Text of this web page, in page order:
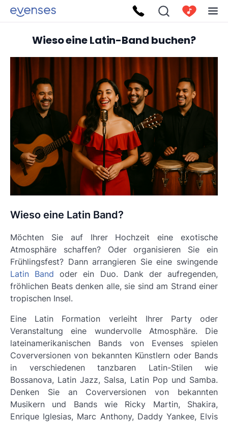
Wieso eine Latin-Band buchen?
Wieso eine Latin Band?
Möchten Sie auf Ihrer Hochzeit eine exotische
Atmosphäre schaffen? Oder organisieren Sie ein
Frühlingsfest? Dann arrangieren Sie eine swingende
Latin Band oder ein Duo. Dank der aufregenden,
fröhlichen Beats denken alle, sie sind am Strand einer
tropischen Insel.
Eine Latin Formation verleiht Ihrer Party oder
Veranstaltung eine wundervolle Atmosphäre. Die
lateinamerikanischen Bands von Evenses spielen
Coverversionen von bekannten Künstlern oder Bands
in verschiedenen tanzbaren Latin-Stilen wie
Bossanova, Latin Jazz, Salsa, Latin Pop und Samba.
Denken Sie an Coverversionen von bekannten
Musikern und Bands wie Ricky Martin, Shakira,
Enrique Iglesias, Marc Anthony, Daddy Yankee, Elvis